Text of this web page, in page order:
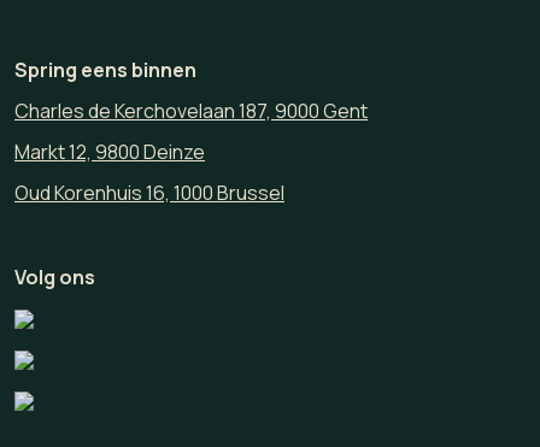
Spring eens binnen
Charles de Kerchovelaan 187, 9000 Gent
Markt 12, 9800 Deinze
Oud Korenhuis 16, 1000 Brussel
Volg ons